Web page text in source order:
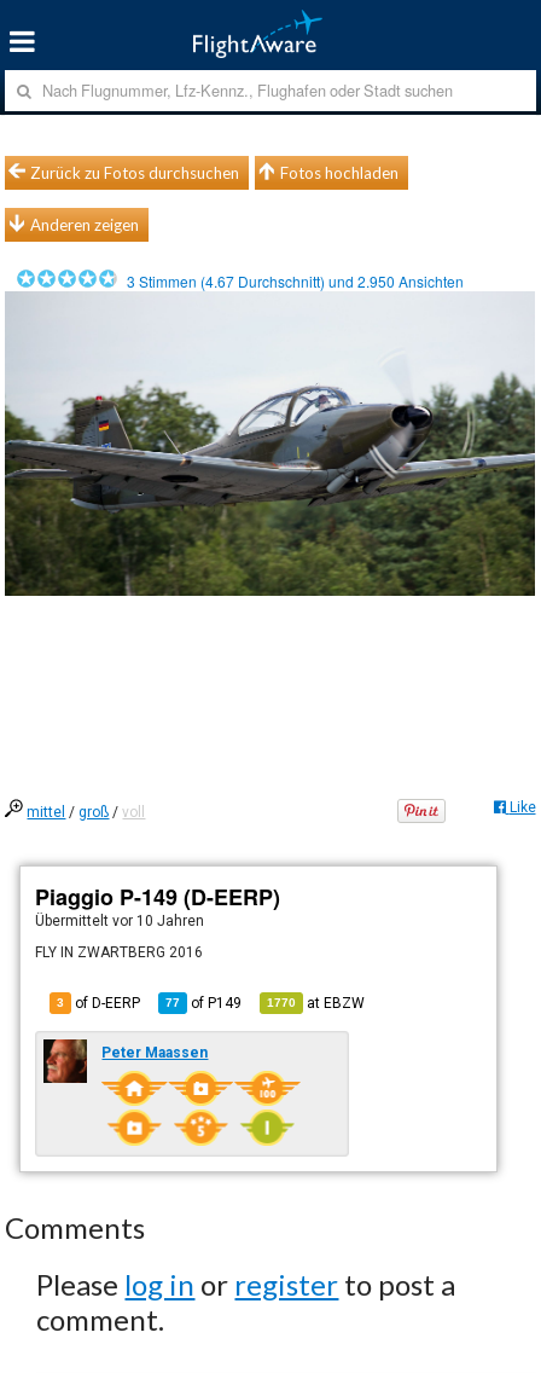
Zurück zu Fotos durchsuchen Fotos hochladen
Anderen zeigen
3 Stimmen (4.67 Durchschnitt) und2.950 Ansichten
mittel /groß /voll Like
Piaggio P-149 (D-EERP)
Übermitteltvor 10 Jahren
FLY IN ZWARTBERG 2016
3 of D-EERP 77 ofP149 1770 atEBZW
Peter Maassen
Comments
Please log in or register to post a
comment.